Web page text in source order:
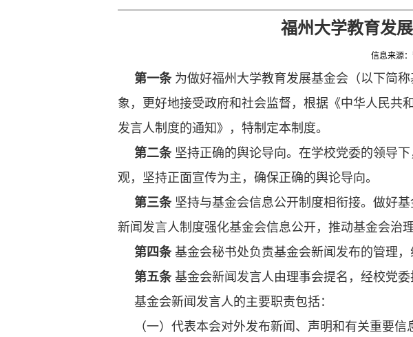
福州大学教育发
信息来源：
第一条 为做好福州大学教育发展基金会（以下简
象，更好地接受政府和社会监督，根据《中华人民共
发言人制度的通知》，特制定本制度。
第二条 坚持正确的舆论导向。在学校党委的领导
观，坚持正面宣传为主，确保正确的舆论导向。
第三条 坚持与基金会信息公开制度相衔接。做好
新闻发言人制度强化基金会信息公开，推动基金会治
第四条 基金会秘书处负责基金会新闻发布的管理
第五条 基金会新闻发言人由理事会提名，经校党
基金会新闻发言人的主要职责包括：
（一）代表本会对外发布新闻、声明和有关重要信